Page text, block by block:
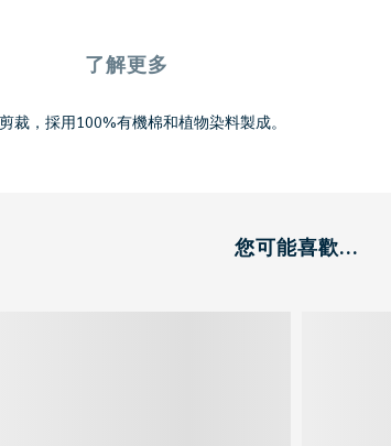
了解更多
裁，採用100%有機棉和植物染料製成。
您可能喜歡...